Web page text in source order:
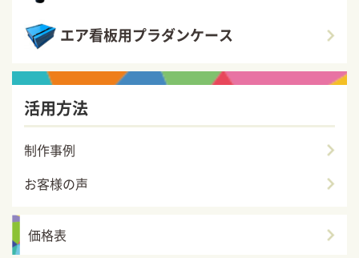
エア看板用プラダンケース
活用方法
制作事例
お客様の声
価格表